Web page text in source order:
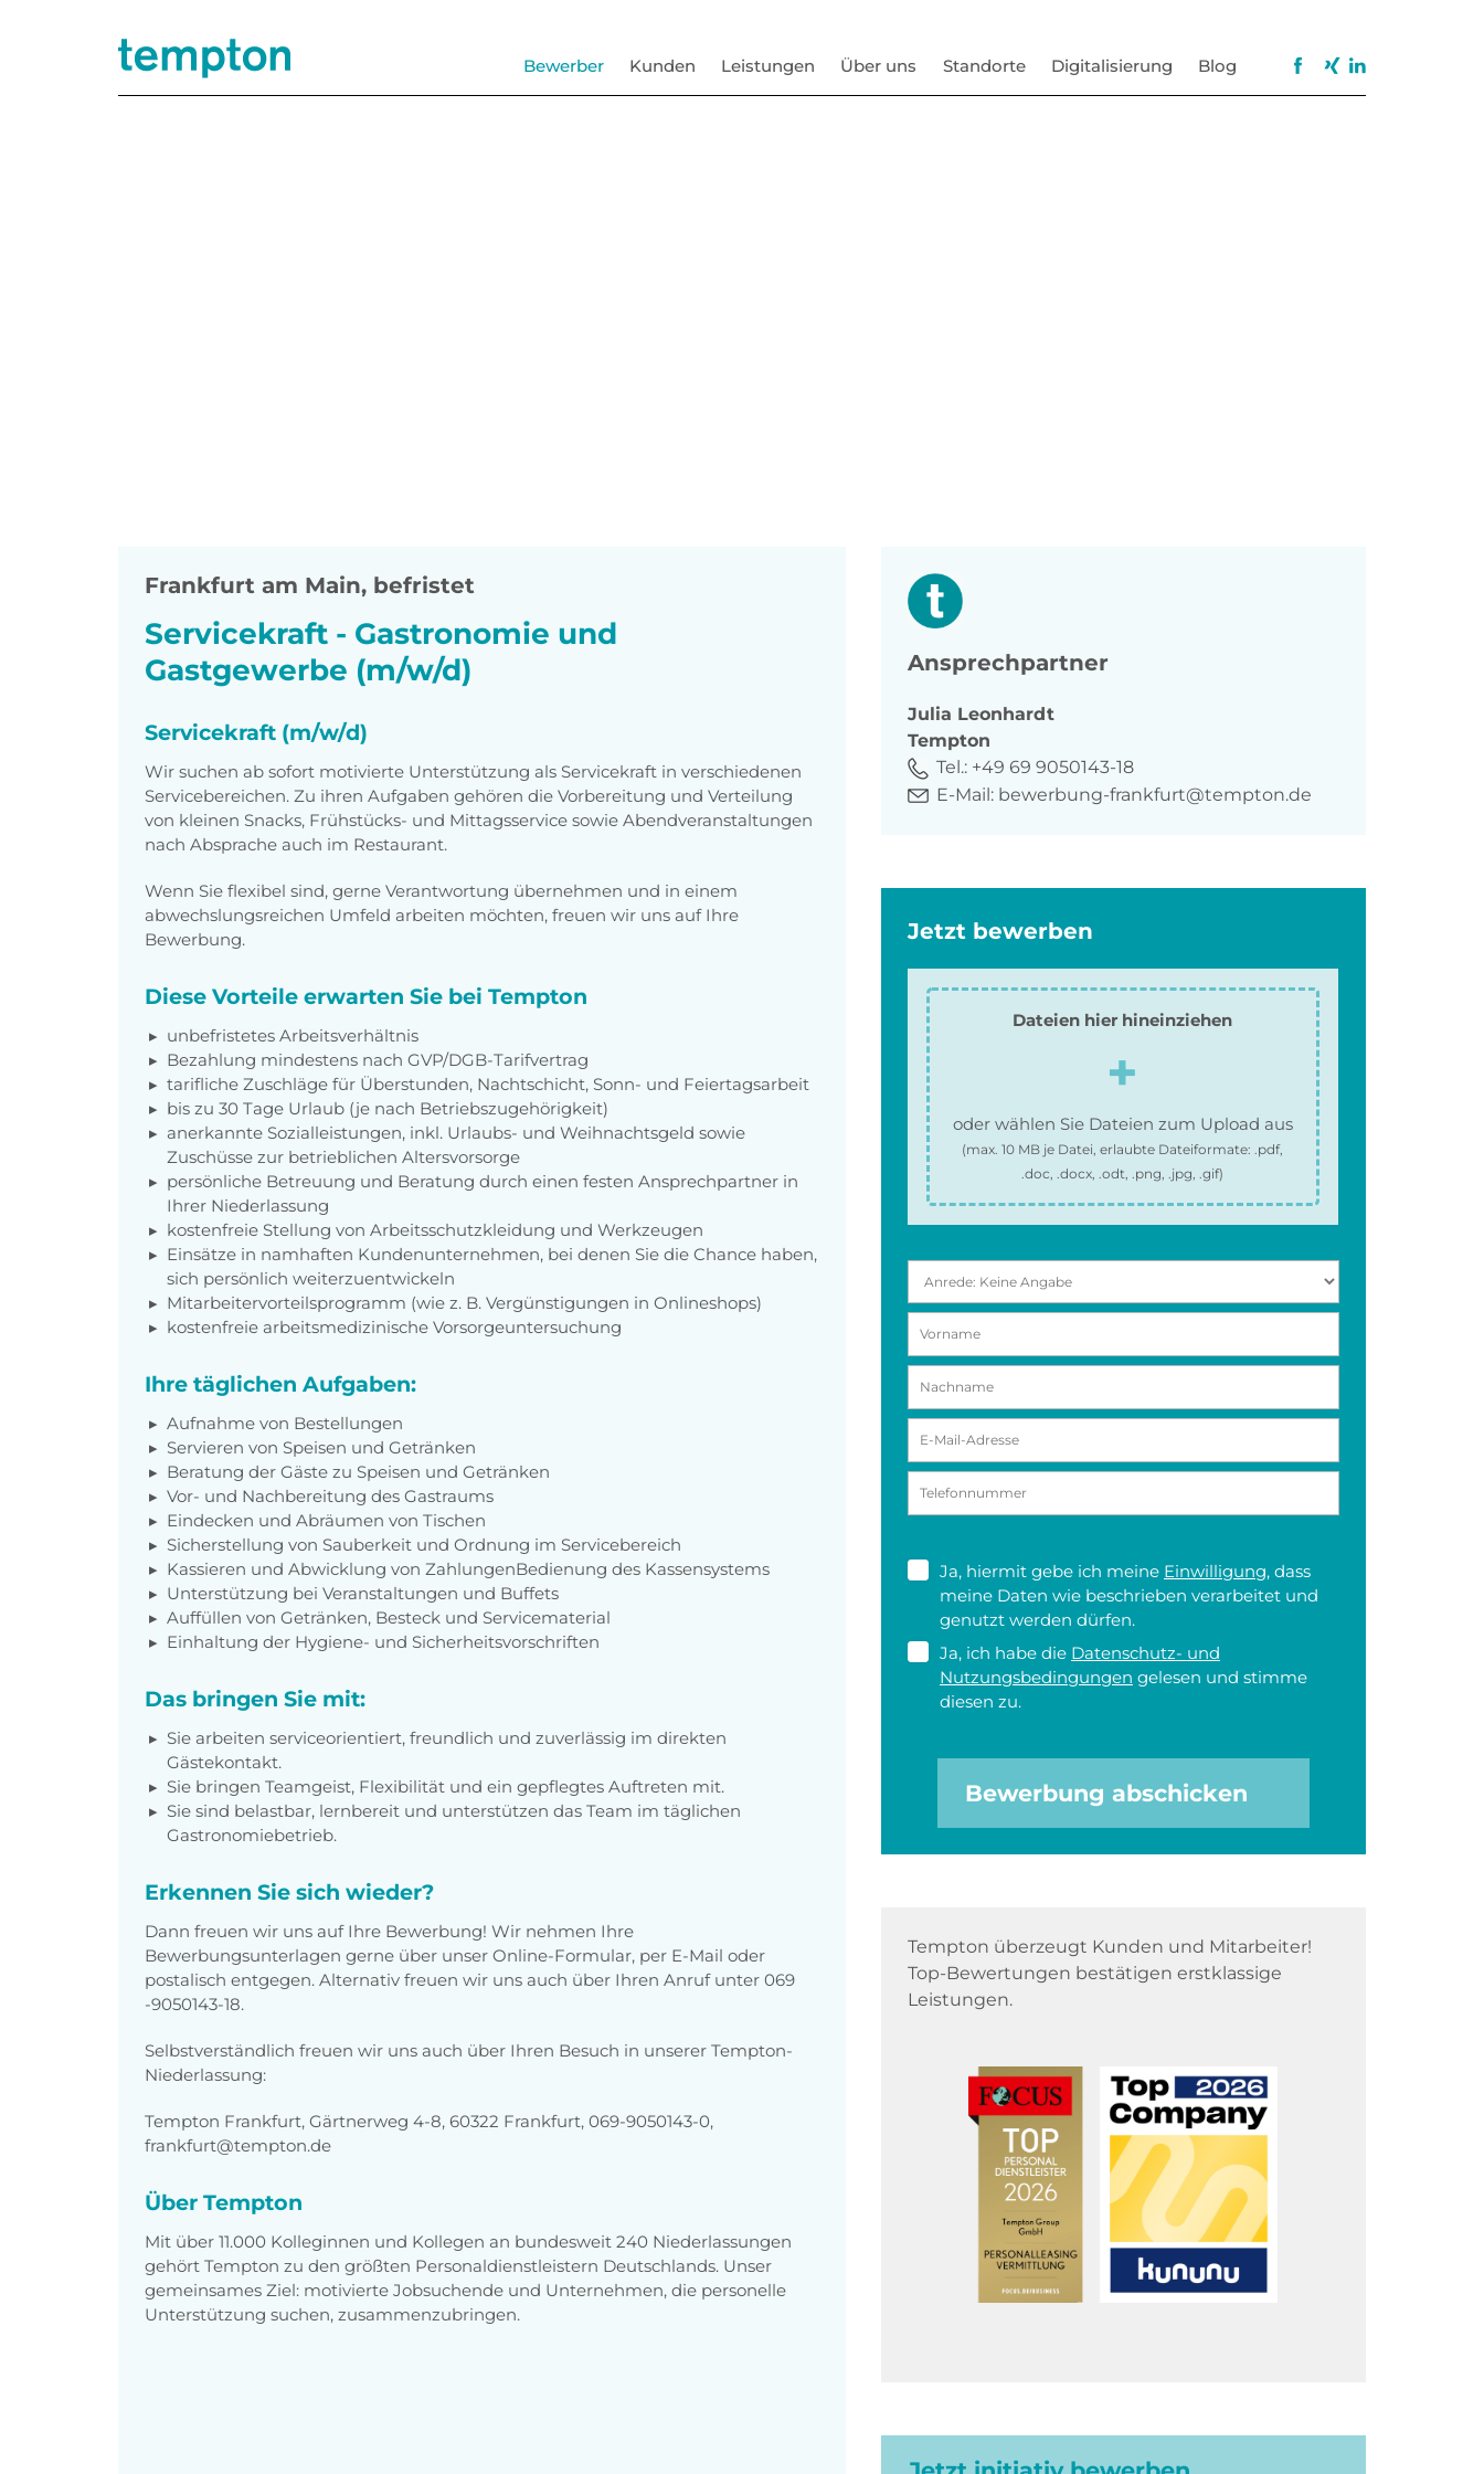
Bewerber Kunden Leistungen Über uns Standorte Digitalisierung Blog
Frankfurt am Main, befristet
Servicekraft - Gastronomie und
Gastgewerbe (m/w/d)
Servicekraft (m/w/d)
Wir suchen ab sofort motivierte Unterstützung als Servicekraft in verschiedenen
Servicebereichen. Zu ihren Aufgaben gehören die Vorbereitung und Verteilung
von kleinen Snacks, Frühstücks- und Mittagsservice sowie Abendveranstaltungen
nach Absprache auch im Restaurant.
Wenn Sie flexibel sind, gerne Verantwortung übernehmen und in einem
abwechslungsreichen Umfeld arbeiten möchten, freuen wir uns auf Ihre
Bewerbung.
Diese Vorteile erwarten Sie bei Tempton
unbefristetes Arbeitsverhältnis
Bezahlung mindestens nach GVP/DGB-Tarifvertrag
tarifliche Zuschläge für Überstunden, Nachtschicht, Sonn- und Feiertagsarbeit
bis zu 30 Tage Urlaub (je nach Betriebszugehörigkeit)
anerkannte Sozialleistungen, inkl. Urlaubs- und Weihnachtsgeld sowie
Zuschüsse zur betrieblichen Altersvorsorge
persönliche Betreuung und Beratung durch einen festen Ansprechpartner in
Ihrer Niederlassung
kostenfreie Stellung von Arbeitsschutzkleidung und Werkzeugen
Einsätze in namhaften Kundenunternehmen, bei denen Sie die Chance haben,
sich persönlich weiterzuentwickeln
Mitarbeitervorteilsprogramm (wie z. B. Vergünstigungen in Onlineshops)
kostenfreie arbeitsmedizinische Vorsorgeuntersuchung
Ihre täglichen Aufgaben:
Aufnahme von Bestellungen
Servieren von Speisen und Getränken
Beratung der Gäste zu Speisen und Getränken
Vor- und Nachbereitung des Gastraums
Eindecken und Abräumen von Tischen
Sicherstellung von Sauberkeit und Ordnung im Servicebereich
Kassieren und Abwicklung von ZahlungenBedienung des Kassensystems
Unterstützung bei Veranstaltungen und Buffets
Auffüllen von Getränken, Besteck und Servicematerial
Einhaltung der Hygiene- und Sicherheitsvorschriften
Das bringen Sie mit:
Sie arbeiten serviceorientiert, freundlich und zuverlässig im direkten
Gästekontakt.
Sie bringen Teamgeist, Flexibilität und ein gepflegtes Auftreten mit.
Sie sind belastbar, lernbereit und unterstützen das Team im täglichen
Gastronomiebetrieb.
Erkennen Sie sich wieder?
Dann freuen wir uns auf Ihre Bewerbung! Wir nehmen Ihre
Bewerbungsunterlagen gerne über unser Online-Formular, per E-Mail oder
postalisch entgegen. Alternativ freuen wir uns auch über Ihren Anruf unter 069
-9050143-18.
Selbstverständlich freuen wir uns auch über Ihren Besuch in unserer Tempton-
Niederlassung:
Tempton Frankfurt, Gärtnerweg 4-8, 60322 Frankfurt, 069-9050143-0,
frankfurt@tempton.de
Über Tempton
Mit über 11.000 Kolleginnen und Kollegen an bundesweit 240 Niederlassungen
gehört Tempton zu den größten Personaldienstleistern Deutschlands. Unser
gemeinsames Ziel: motivierte Jobsuchende und Unternehmen, die personelle
Unterstützung suchen, zusammenzubringen.
Ansprechpartner
Julia Leonhardt
Tempton
Tel.: +49 69 9050143-18
E-Mail: bewerbung-frankfurt@tempton.de
Jetzt bewerben
Dateien hier hineinziehen
oder wählen Sie Dateien zum Upload aus
(max.10 MB je Datei, erlaubte Dateiformate:.pdf,
.doc, .docx, .odt, .png, .jpg, .gif)
Ja, hiermit gebe ich meine Einwilligung, dass
meine Daten wie beschrieben verarbeitet und
genutzt werden dürfen.
Ja, ich habe die Datenschutz- und
Nutzungsbedingungen gelesen und stimme
diesen zu.
Bewerbung abschicken
Tempton überzeugt Kunden und Mitarbeiter!
Top-Bewertungen bestätigen erstklassige
Leistungen.